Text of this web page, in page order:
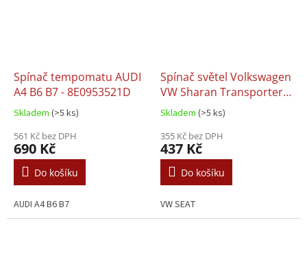
Spínač tempomatu AUDI
A4 B6 B7 - 8E0953521D
Skladem (>5 ks)
561 Kč bez DPH
690 Kč
Do košíku
AUDI A4 B6 B7
Spínač světel Volkswagen
VW Sharan Transporter
Golf V PLUS Passat B6
Touran Eos Caddy -
5ND941431A
Skladem (>5 ks)
355 Kč bez DPH
437 Kč
Do košíku
VW SEAT